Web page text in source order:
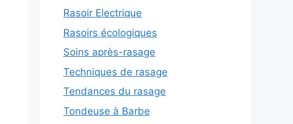
Rasoir Electrique
Rasoirs écologiques
Soins après-rasage
Techniques de rasage
Tendances du rasage
Tondeuse à Barbe